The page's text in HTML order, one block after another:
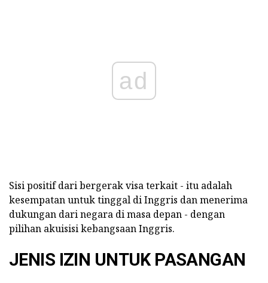
ad
Sisi positif dari bergerak visa terkait - itu adalah
kesempatan untuk tinggal di Inggris dan menerima
dukungan dari negara di masa depan - dengan
pilihan akuisisi kebangsaan Inggris.
JENIS IZIN UNTUK PASANGAN